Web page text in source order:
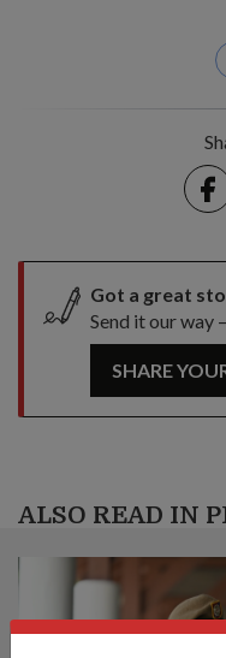
Got a great
Send it our way
SHARE
ALSO READ IN